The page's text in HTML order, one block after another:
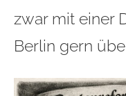
zwar mit einer
Berlin gern